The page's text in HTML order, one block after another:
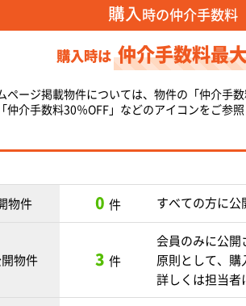
購入時の仲介手数料
購入時は 仲介手数料最
ページ掲載物件については、物件の「仲介手
仲介手数料30％OFF」などのアイコンをご参照
物件 0 件 すべての方に公
物件 3 件
会員のみに公開
原則として、購
詳しくは担当者